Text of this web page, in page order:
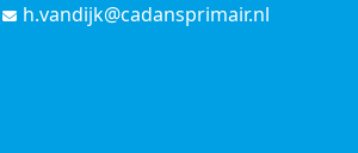
h.vandijk@cadansprimair.nl